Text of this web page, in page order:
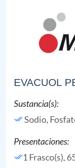
EVACUOL
Sustancia(s):
Sodio,
Presentaciones:
1 Frasco(s),